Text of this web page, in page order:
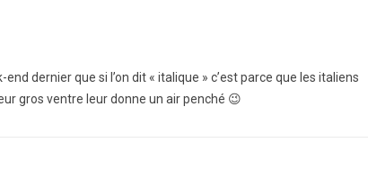
dernier que si l’on dit « italique » c’est parce que les italiens
gros ventre leur donne un air penché 😉